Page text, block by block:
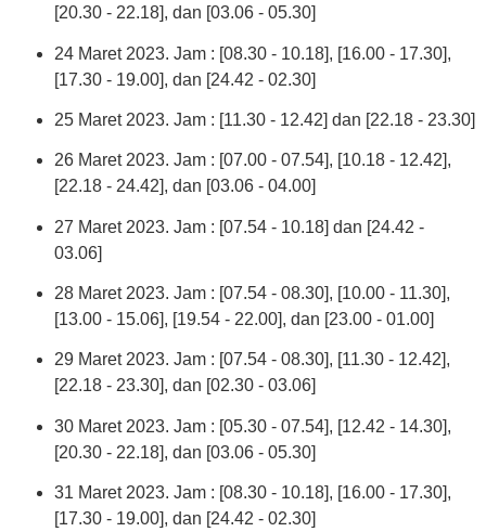
[20.30 - 22.18], dan [03.06 - 05.30]
24 Maret 2023. Jam : [08.30 - 10.18], [16.00 - 17.30],
[17.30 - 19.00], dan [24.42 - 02.30]
25 Maret 2023. Jam : [11.30 - 12.42] dan [22.18 - 23.30]
26 Maret 2023. Jam : [07.00 - 07.54], [10.18 - 12.42],
[22.18 - 24.42], dan [03.06 - 04.00]
27 Maret 2023. Jam : [07.54 - 10.18] dan [24.42 -
03.06]
28 Maret 2023. Jam : [07.54 - 08.30], [10.00 - 11.30],
[13.00 - 15.06], [19.54 - 22.00], dan [23.00 - 01.00]
29 Maret 2023. Jam : [07.54 - 08.30], [11.30 - 12.42],
[22.18 - 23.30], dan [02.30 - 03.06]
30 Maret 2023. Jam : [05.30 - 07.54], [12.42 - 14.30],
[20.30 - 22.18], dan [03.06 - 05.30]
31 Maret 2023. Jam : [08.30 - 10.18], [16.00 - 17.30],
[17.30 - 19.00], dan [24.42 - 02.30]